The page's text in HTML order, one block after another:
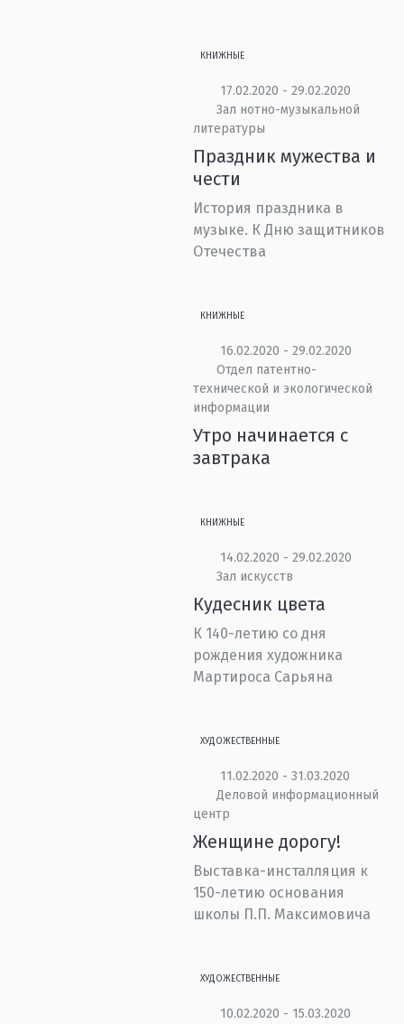
КНИЖНЫЕ
17.02.2020 - 29.02.2020
Зал нотно-музыкальной
литературы
Праздник мужества и
чести
История праздника в
музыке. К Дню защитников
Отечества
КНИЖНЫЕ
16.02.2020 - 29.02.2020
Отдел патентно-
технической и экологической
информации
Утро начинается с
завтрака
КНИЖНЫЕ
14.02.2020 - 29.02.2020
Зал искусств
Кудесник цвета
К 140-летию со дня
рождения художника
Мартироса Сарьяна
ХУДОЖЕСТВЕННЫЕ
11.02.2020 - 31.03.2020
Деловой информационный
центр
Женщине дорогу!
Выставка-инсталляция к
150-летию основания
школы П.П. Максимовича
ХУДОЖЕСТВЕННЫЕ
10.02.2020 - 15.03.2020